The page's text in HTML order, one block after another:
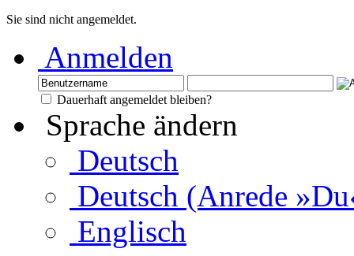
Sie sind nicht angemeldet.
Anmelden
Dauerhaft angemeldet bleiben?
Sprache ändern
Deutsch
Deutsch (Anrede
Englisch